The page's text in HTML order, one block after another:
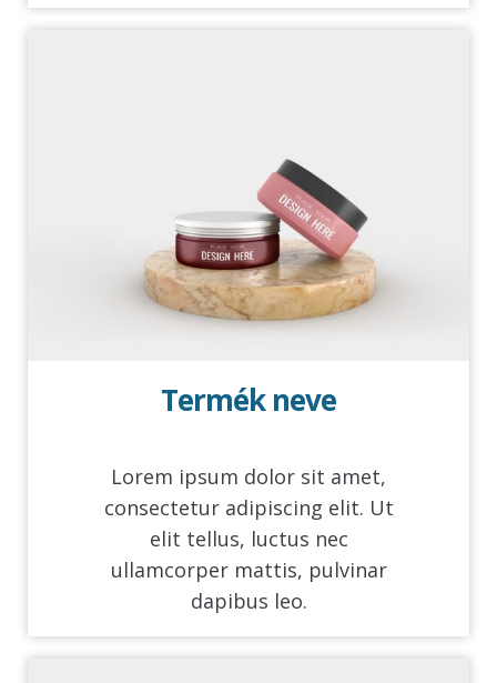
Termék neve
Lorem ipsum dolor sit amet,
consectetur adipiscing elit. Ut
elit tellus, luctus nec
ullamcorper mattis, pulvinar
dapibus leo.